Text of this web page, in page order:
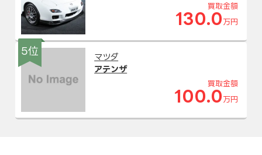
買取金額
130.0 万円
5位
マツダ
アテンザ
買取金額
100.0 万円